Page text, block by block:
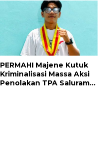
PERMAHI Majene Kutuk
Kriminalisasi Massa Aksi
Penolakan TPA Saluramo,